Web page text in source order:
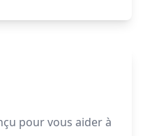
pour vous aider à